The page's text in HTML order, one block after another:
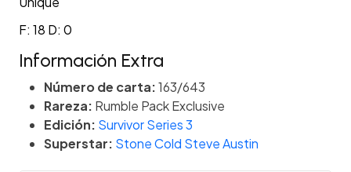
F: 18 D: 0
Información Extra
Número de carta:163/643
Rareza: Rumble Pack Exclusive
Edición: Survivor Series 3
Superstar: Stone Cold Steve Austin